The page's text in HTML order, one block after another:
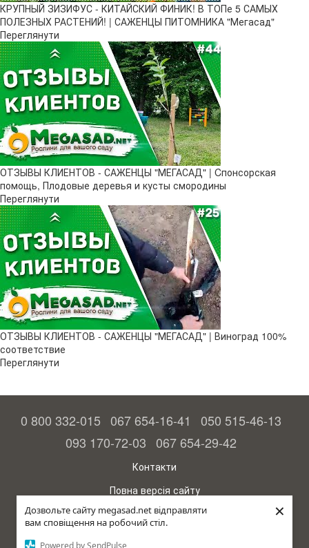
Дозвольте сайту megasad.net відправляти
вам сповіщення на робочий стіл.
Powered by SendPulse
×
КРУПНЫЙ ЗИЗИФУС - КИТАЙСКИЙ ФИНИК! В ТОПе 5 САМЫХ
ПОЛЕЗНЫХ РАСТЕНИЙ! | САЖЕНЦЫ ПИТОМНИКА "Мегасад"
Переглянути
ОТЗЫВЫ КЛИЕНТОВ - САЖЕНЦЫ "МЕГАСАД" | Cпонсорская
помощь, Плодовые деревья и кусты смородины
Переглянути
ОТЗЫВЫ КЛИЕНТОВ - САЖЕНЦЫ "МЕГАСАД" | Виноград 100%
соответствие
Переглянути
0 800 332-015 067 654-16-41
050 515-46-13
093 170-72-03 067 654-29-42
Контакти
Повна версія сайту
© 2015—2026
Megasad – гарантія високого врожаю